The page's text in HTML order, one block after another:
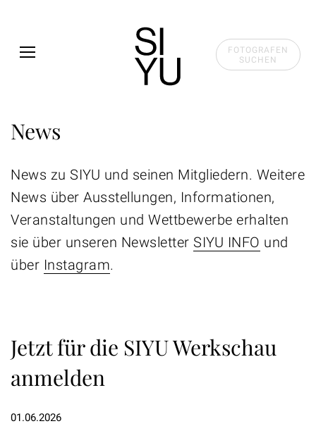
FOTOGRAFEN
SUCHEN
News
News zu SIYU und seinen Mitgliedern. Weitere
News über Ausstellungen, Informationen,
Veranstaltungen und Wettbewerbe erhalten
sie über unseren Newsletter SIYU INFO und
über Instagram.
Jetzt für die SIYU Werkschau
anmelden
01.06.2026